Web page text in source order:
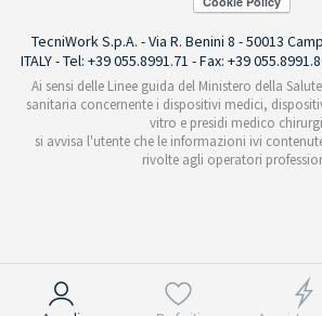
TecniWork S.p.A. - Via R. Benini 8 - 50013
ITALY - Tel: +39 055.8991.71 - Fax: +39
Ai sensi delle Linee guida del Ministero della
sanitaria concernente i dispositivi medici,
vitro e presidi medico
si avvisa l'utente che le informazioni ivi
rivolte agli operatori